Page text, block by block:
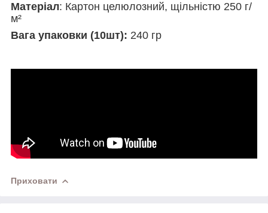
Матеріал: Картон целюлозний, щільністю 250 г/
м²
Вага упаковки (10шт): 240 гр
Приховати